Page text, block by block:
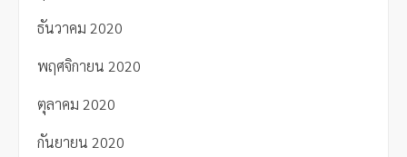
ธันวาคม 2020
พฤศจิกายน 2020
ตุลาคม 2020
กันยายน 2020